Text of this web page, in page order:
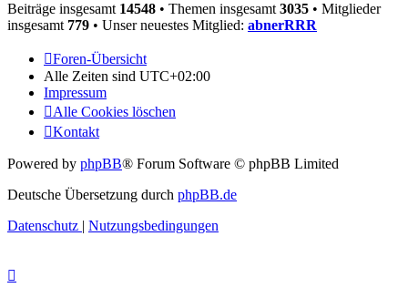
Beiträge insgesamt 14548 • Themen insgesamt3035 • Mitglieder
insgesamt 779 • Unser neuestes Mitglied: abnerRRR
Foren-Übersicht
Alle Zeiten sind UTC+02:00
Impressum
Alle Cookies löschen
Kontakt
Powered by phpBB® Forum Software © phpBB Limited
Deutsche Übersetzung durch phpBB.de
Datenschutz | Nutzungsbedingungen